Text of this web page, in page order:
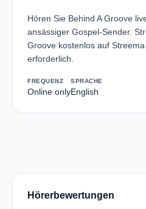
Hören Sie Behind A Groove
ansässiger Gospel-Sender.
Groove kostenlos auf
erforderlich.
FREQUENZ
Online only
SPRACHE
English
Hörerbewertungen